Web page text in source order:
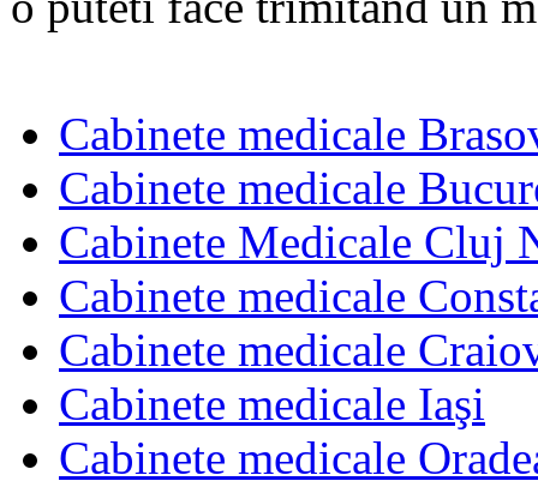
Cabinete medicale
Cabinete medicale
Cabinete Medicale Cluj
Cabinete medicale
Cabinete medicale
Cabinete medicale Iaşi
Cabinete medicale